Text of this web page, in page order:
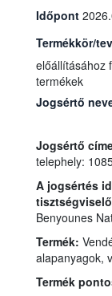
Időpont
Termékkör/
előállításához
termékek
Jogsértő
Jogsértő
telephely:
A jogsértés
Benyounes
Termék:
alapanyagok,
Termék